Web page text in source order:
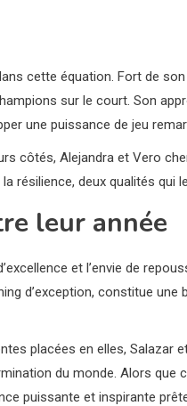
cette équation. Fort de
sur le court. Son
une puissance de jeu
côtés, Alejandra et Vero
résilience, deux qualités qui
leur année
et l’envie de
d’exception, constitue
placées en elles, Salazar
du monde. Alors que
puissante et inspirante